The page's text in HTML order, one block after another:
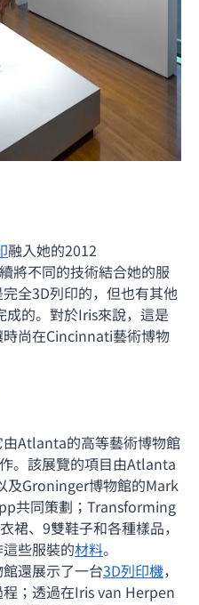
融入她的2012
將不同的技術結合她的服
全3D列印的，但也有其他
成的。對於Iris來說，這是
尚在Cincinnati藝術博物
Atlanta的高等藝術博物館
。該展覽的項目由Atlanta
Groninger博物館的Mark
共同策劃；Transforming
裙、9雙鞋子和各種樣品，
些服裝的材料。
還展示了一台3D列印機，
；透過在Iris van Herpen